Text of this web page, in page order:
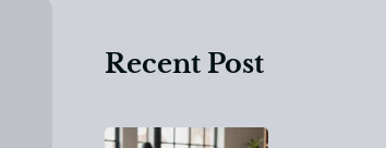
Recent Post